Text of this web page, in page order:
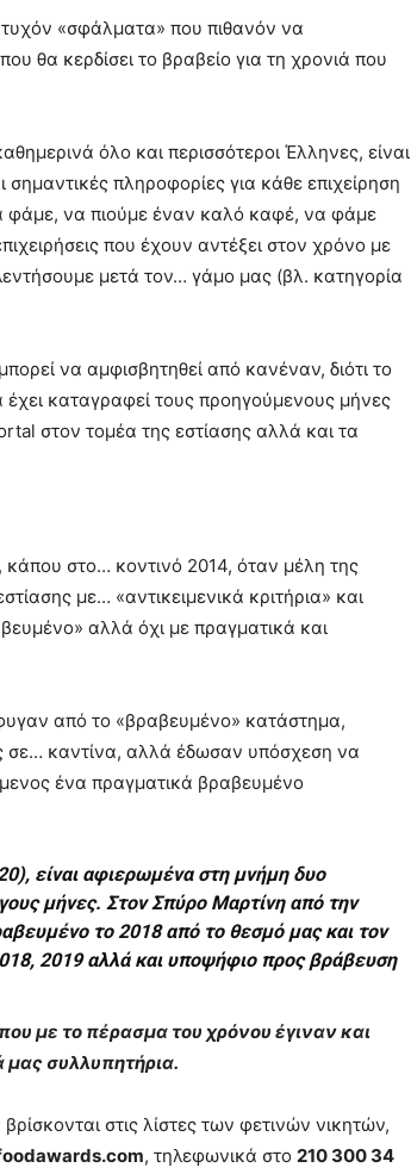
τυχόν «σφάλματα» που πιθανόν να
θα κερδίσει το βραβείο για τη χρονιά που
όλο και περισσότεροι Έλληνες, είναι
πληροφορίες για κάθε επιχείρηση
φάμε, να πιούμε έναν καλό καφέ, να φάμε
που έχουν αντέξει στον χρόνο με
μετά τον… γάμο μας (βλ. κατηγορία
να αμφισβητηθεί από κανέναν, διότι το
έχει καταγραφεί τους προηγούμενους μήνες
στον τομέα της εστίασης αλλά και τα
στο… κοντινό 2014, όταν μέλη της
με… «αντικειμενικά κριτήρια» και
αλλά όχι με πραγματικά και
από το «βραβευμένο» κατάστημα,
σε… καντίνα, αλλά έδωσαν υπόσχεση να
ένα πραγματικά βραβευμένο
είναι αφιερωμένα στη μνήμη δυο
μήνες. Στον Σπύρο Μαρτίνη από την
το 2018 από το θεσμό μας και τον
2019 αλλά και υποψήφιο προς βράβευση
με το πέρασμα του χρόνου έγιναν και
μας συλλυπητήρια.
στις λίστες των φετινών νικητών,
, τηλεφωνικά στο 210 300 34